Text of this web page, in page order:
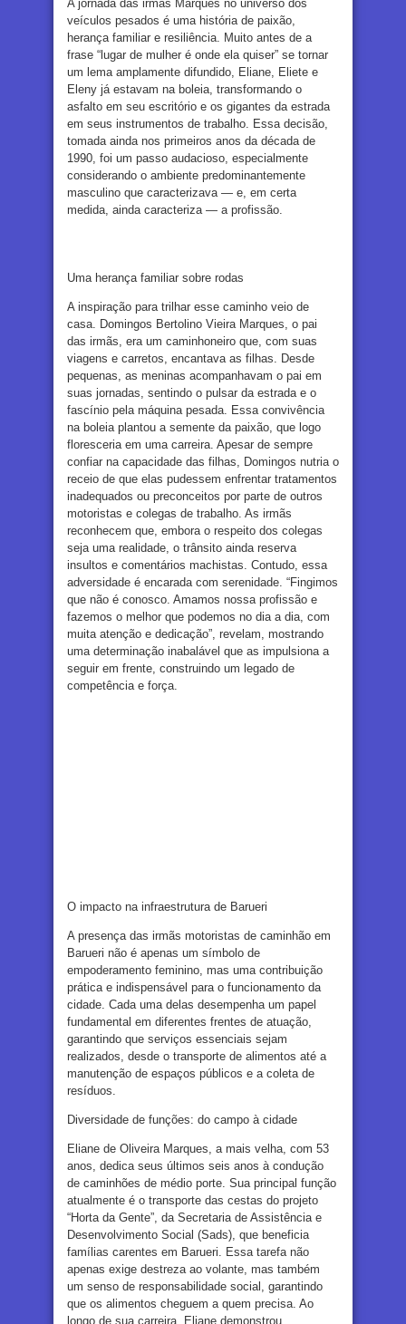
A jornada das irmãs Marques no universo dos
veículos pesados é uma história de paixão,
herança familiar e resiliência. Muito antes de a
frase “lugar de mulher é onde ela quiser” se tornar
um lema amplamente difundido, Eliane, Eliete e
Eleny já estavam na boleia, transformando o
asfalto em seu escritório e os gigantes da estrada
em seus instrumentos de trabalho. Essa decisão,
tomada ainda nos primeiros anos da década de
1990, foi um passo audacioso, especialmente
considerando o ambiente predominantemente
masculino que caracterizava — e, em certa
medida, ainda caracteriza — a profissão.
Uma herança familiar sobre rodas
A inspiração para trilhar esse caminho veio de
casa. Domingos Bertolino Vieira Marques, o pai
das irmãs, era um caminhoneiro que, com suas
viagens e carretos, encantava as filhas. Desde
pequenas, as meninas acompanhavam o pai em
suas jornadas, sentindo o pulsar da estrada e o
fascínio pela máquina pesada. Essa convivência
na boleia plantou a semente da paixão, que logo
floresceria em uma carreira. Apesar de sempre
confiar na capacidade das filhas, Domingos nutria o
receio de que elas pudessem enfrentar tratamentos
inadequados ou preconceitos por parte de outros
motoristas e colegas de trabalho. As irmãs
reconhecem que, embora o respeito dos colegas
seja uma realidade, o trânsito ainda reserva
insultos e comentários machistas. Contudo, essa
adversidade é encarada com serenidade. “Fingimos
que não é conosco. Amamos nossa profissão e
fazemos o melhor que podemos no dia a dia, com
muita atenção e dedicação”, revelam, mostrando
uma determinação inabalável que as impulsiona a
seguir em frente, construindo um legado de
competência e força.
O impacto na infraestrutura de Barueri
A presença das irmãs motoristas de caminhão em
Barueri não é apenas um símbolo de
empoderamento feminino, mas uma contribuição
prática e indispensável para o funcionamento da
cidade. Cada uma delas desempenha um papel
fundamental em diferentes frentes de atuação,
garantindo que serviços essenciais sejam
realizados, desde o transporte de alimentos até a
manutenção de espaços públicos e a coleta de
resíduos.
Diversidade de funções: do campo à cidade
Eliane de Oliveira Marques, a mais velha, com 53
anos, dedica seus últimos seis anos à condução
de caminhões de médio porte. Sua principal função
atualmente é o transporte das cestas do projeto
“Horta da Gente”, da Secretaria de Assistência e
Desenvolvimento Social (Sads), que beneficia
famílias carentes em Barueri. Essa tarefa não
apenas exige destreza ao volante, mas também
um senso de responsabilidade social, garantindo
que os alimentos cheguem a quem precisa. Ao
longo de sua carreira, Eliane demonstrou